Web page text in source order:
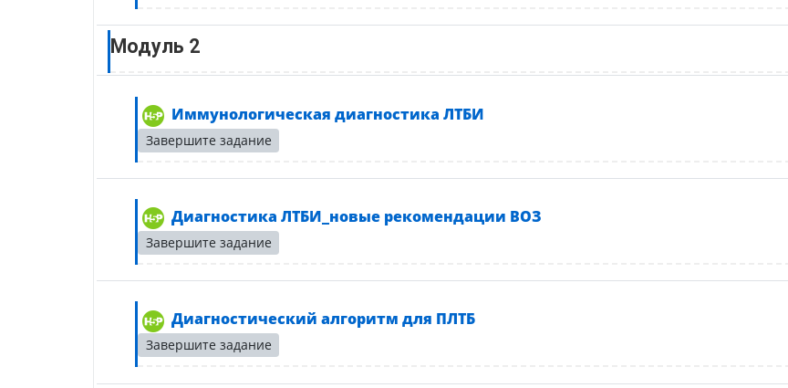
Модуль 2
Иммунологическая диагностика ЛТБИИнтерактивный контент
Завершите задание
Диагностика ЛТБИ_новые рекомендации ВОЗИнтерактивный контент
Завершите задание
Диагностический алгоритм для ПЛТБИнтерактивный контент
Завершите задание